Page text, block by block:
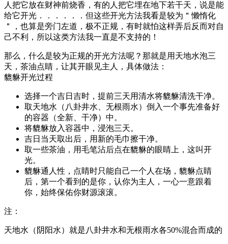
人把它放在财神前烧香，有的人把它埋在地下若干天，说是能
给它开光．．．．．．但这些开光方法我看是较为＂懒惰化
＂，也算是旁门左道，极不正规，有时就怕这样弄后反而对自
己不利，所以这类方法我一直是不支持的！
那么，什么是较为正规的开光方法呢？那就是用天地水泡三
天，茶油点睛，让其开眼见主人，具体做法：
貔貅开光过程
选择一个吉日吉时，提前三天用清水将貔貅清洗干净。
取天地水（八卦井水、无根雨水）倒入一个事先准备好
的容器（全新、干净）中。
将貔貅放入容器中，浸泡三天。
吉日当天取出后，用新的毛巾擦干净。
取一些茶油，用毛笔沾后点在貔貅的眼睛上，这叫开
光。
貔貅通人性，点睛时只能自己一个人在场，貔貅点睛
后，第一个看到的是你，认你为主人，一心一意跟着
你，始终保佑你财源滚滚。
注：
天地水（阴阳水）就是八卦井水和无根雨水各50%混合而成的